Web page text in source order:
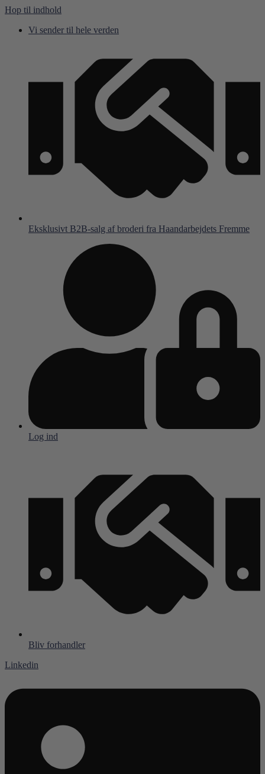
Hop til indhold
Vi sender til hele verden
Eksklusivt B2B-salg af broderi fra Haandarbejdets Fremme
Log ind
Bliv forhandler
Linkedin